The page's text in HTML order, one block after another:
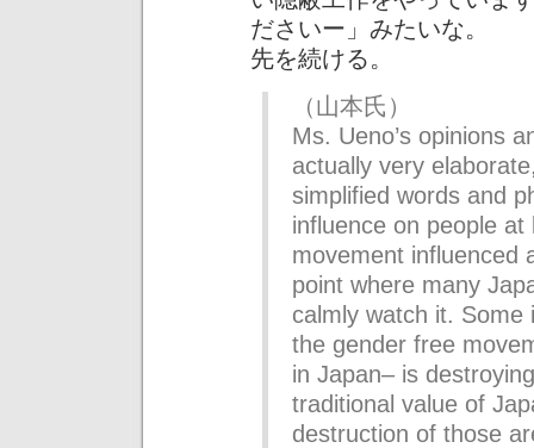
ださいー」みたいな。
先を続ける。
（山本氏）
Ms. Ueno’s opinions
actually very
simplified words and
influence on people
movement influenced
point where many
calmly watch it. Some
the gender free
in Japan– is
traditional value of
destruction of those